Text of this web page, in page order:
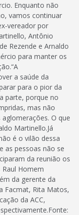
Enquanto não
vamos continuar
vereador por
Antônio
Rezende e Arnaldo
para manter os
a saúde da
para o pior da
parte, porque no
mas não
O que
Martinello.Já
é o vilão dessa
as pessoas não se
da reunião os
Homem
da gerente da
Facmat, Rita Matos,
da ACC,